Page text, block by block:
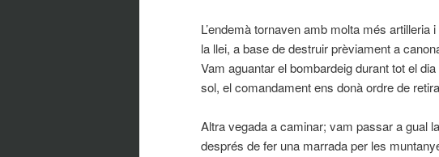
L’endemà tornaven amb molta més
la llei, a base de destruir prèviament a
Vam aguantar el bombardeig durant tot el
sol, el comandament ens donà ordre de
Altra vegada a caminar; vam passar a gual
després de fer una marrada per les